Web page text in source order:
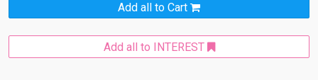
Add all to Cart
Add all to INTEREST